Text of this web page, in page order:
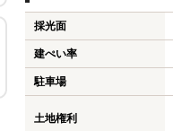
採光面
建ぺい率
駐車場
土地権利